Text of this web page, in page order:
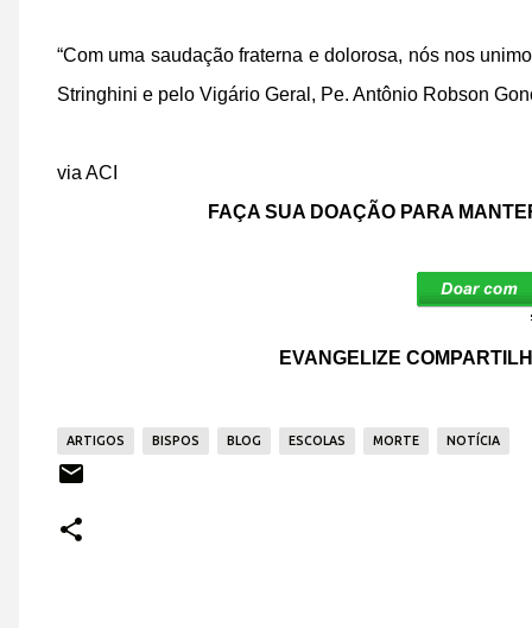
“Com uma saudação fraterna e dolorosa, nós nos
Stringhini e pelo Vigário Geral, Pe. Antônio Robson
via ACI
FAÇA SUA DOAÇÃO PARA
EVANGELIZE
ARTIGOS BISPOS BLOG ESCOLAS MORTE NOTÍCIA